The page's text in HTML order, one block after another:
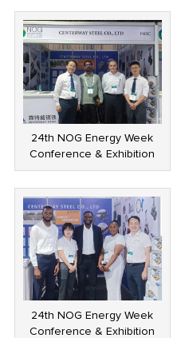
24th NOG Energy Week
Conference & Exhibition
24th NOG Energy Week
Conference & Exhibition